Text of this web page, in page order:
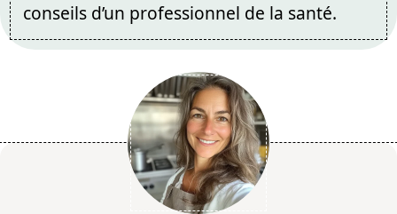
conseils d’un professionnel de la santé.